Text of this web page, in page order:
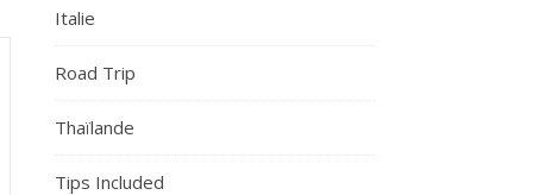
Italie
Road Trip
Thaïlande
Tips Included